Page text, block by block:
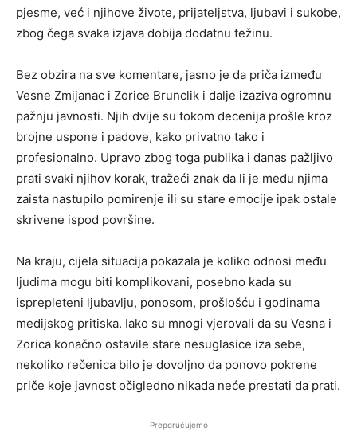
pjesme, već i njihove živote, prijateljstva, ljubavi i sukobe,
zbog čega svaka izjava dobija dodatnu težinu.
Bez obzira na sve komentare, jasno je da priča između
Vesne Zmijanac i Zorice Brunclik i dalje izaziva ogromnu
pažnju javnosti. Njih dvije su tokom decenija prošle kroz
brojne uspone i padove, kako privatno tako i
profesionalno. Upravo zbog toga publika i danas pažljivo
prati svaki njihov korak, tražeći znak da li je među njima
zaista nastupilo pomirenje ili su stare emocije ipak ostale
skrivene ispod površine.
Na kraju, cijela situacija pokazala je koliko odnosi među
ljudima mogu biti komplikovani, posebno kada su
isprepleteni ljubavlju, ponosom, prošlošću i godinama
medijskog pritiska. Iako su mnogi vjerovali da su Vesna i
Zorica konačno ostavile stare nesuglasice iza sebe,
nekoliko rečenica bilo je dovoljno da ponovo pokrene
priče koje javnost očigledno nikada neće prestati da prati.
Preporučujemo